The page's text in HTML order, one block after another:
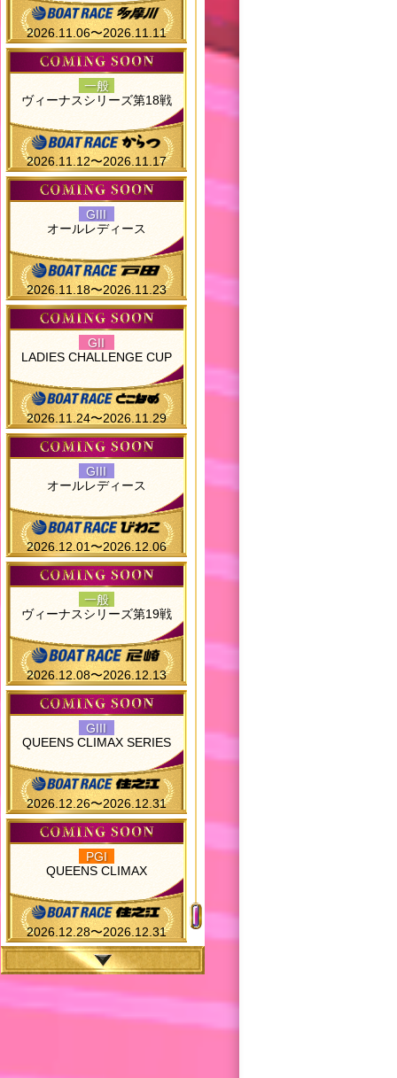
2026.11.06〜2026.11.11
一般
ヴィーナスシリーズ第18戦
2026.11.12〜2026.11.17
GIII
オールレディース
2026.11.18〜2026.11.23
GII
LADIES CHALLENGE CUP
2026.11.24〜2026.11.29
GIII
オールレディース
2026.12.01〜2026.12.06
一般
ヴィーナスシリーズ第19戦
2026.12.08〜2026.12.13
GIII
QUEENS CLIMAX SERIES
2026.12.26〜2026.12.31
PGI
QUEENS CLIMAX
2026.12.28〜2026.12.31